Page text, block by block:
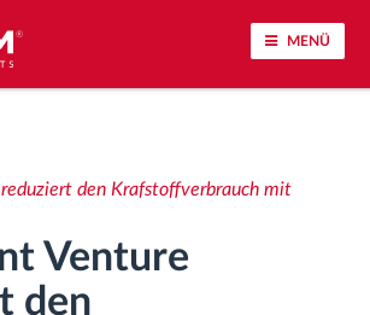
MENÜ
analysis
den Krafstoffverbrauch mit
Venture
den